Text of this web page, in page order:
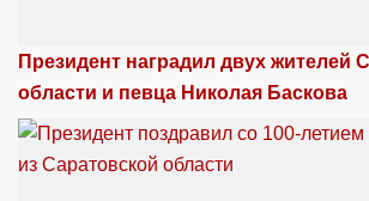
Президент наградил двух жителей
области и певца Николая Баскова